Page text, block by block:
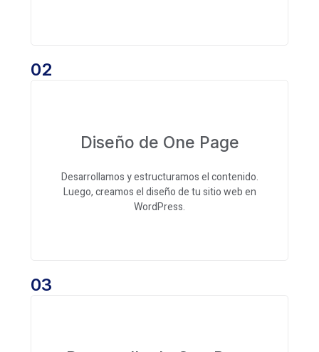
02
Diseño de One Page
Desarrollamos y estructuramos el contenido.
Luego, creamos el diseño de tu sitio web en
WordPress.
03